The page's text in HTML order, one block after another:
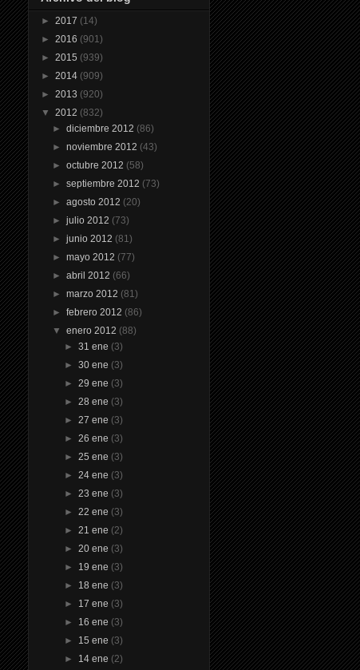
► 2017 (14)
► 2016 (901)
► 2015 (939)
► 2014 (909)
► 2013 (920)
▼ 2012 (832)
►diciembre 2012 (86)
►noviembre 2012 (43)
►octubre 2012 (58)
►septiembre 2012 (73)
►agosto 2012 (20)
►julio 2012 (73)
►junio 2012 (81)
►mayo 2012 (77)
►abril 2012 (66)
►marzo 2012 (81)
►febrero 2012 (86)
▼enero 2012 (88)
► 31 ene (3)
► 30 ene (3)
► 29 ene (3)
► 28 ene (3)
► 27 ene (3)
► 26 ene (3)
► 25 ene (3)
► 24 ene (3)
► 23 ene (3)
► 22 ene (3)
► 21 ene (2)
► 20 ene (3)
► 19 ene (3)
► 18 ene (3)
► 17 ene (3)
► 16 ene (3)
► 15 ene (3)
► 14 ene (2)